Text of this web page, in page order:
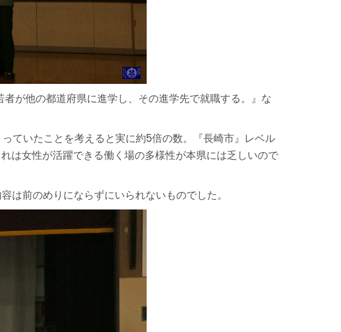
が他の都道府県に進学し、その進学先で就職する。』な
ていたことを考えると実に約5倍の数。『長崎市』レベル
は女性が活躍できる働く場の多様性が本県には乏しいので
は前のめりにならずにいられないものでした。